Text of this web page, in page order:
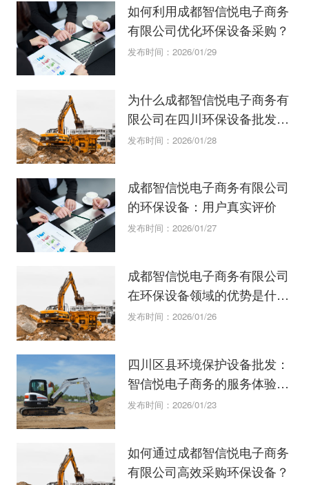
如何利用成都智信悦电子商务
有限公司优化环保设备采购？
发布时间：2026/01/29
为什么成都智信悦电子商务有
限公司在四川环保设备批发中
脱颖而出？
发布时间：2026/01/28
成都智信悦电子商务有限公司
的环保设备：用户真实评价
发布时间：2026/01/27
成都智信悦电子商务有限公司
在环保设备领域的优势是什
么？
发布时间：2026/01/26
四川区县环境保护设备批发：
智信悦电子商务的服务体验如
何？
发布时间：2026/01/23
如何通过成都智信悦电子商务
有限公司高效采购环保设备？